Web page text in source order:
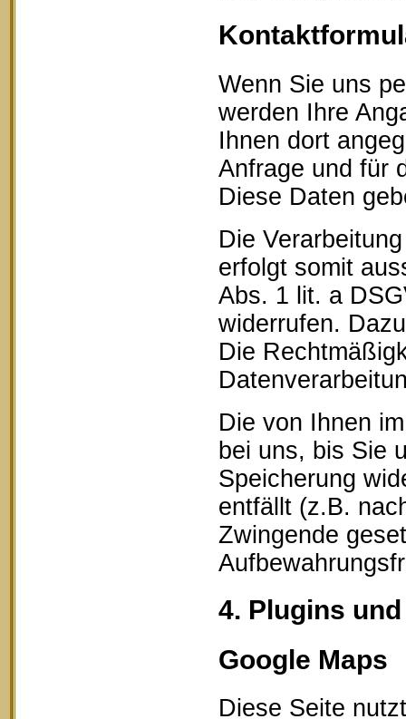
Wenn Sie uns
werden Ihre
Ihnen dort
Anfrage und für
Diese Daten
Die
erfolgt somit
Abs. 1 lit. a
widerrufen.
Die
Die von Ihnen
bei uns, bis Sie
Speicherung
entfällt (z.B.
Zwingende
4. Plugins
Google Maps
Diese Seite